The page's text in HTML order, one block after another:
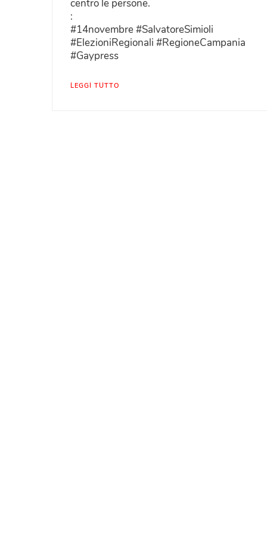
centro le persone.
:
#14novembre #SalvatoreSimioli
#ElezioniRegionali #RegioneCampania
#Gaypress
LEGGI TUTTO